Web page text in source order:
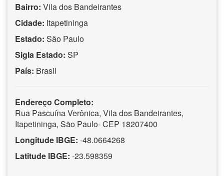
Bairro: Vila dos Bandeirantes
Cidade: Itapetininga
Estado: São Paulo
Sigla Estado: SP
País: Brasil
Endereço Completo:
Rua Pascuína Verônica, Vila dos Bandeirantes,
Itapetininga, São Paulo- CEP 18207400
Longitude IBGE: -48.0664268
Latitude IBGE: -23.598359